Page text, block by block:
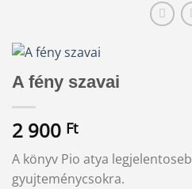
A fény szavai
2 900 Ft
A könyv Pio atya
gyujteménycsokra.